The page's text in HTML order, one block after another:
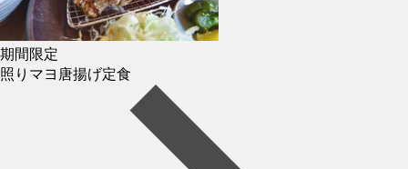
期間限定
照りマヨ唐揚げ定食